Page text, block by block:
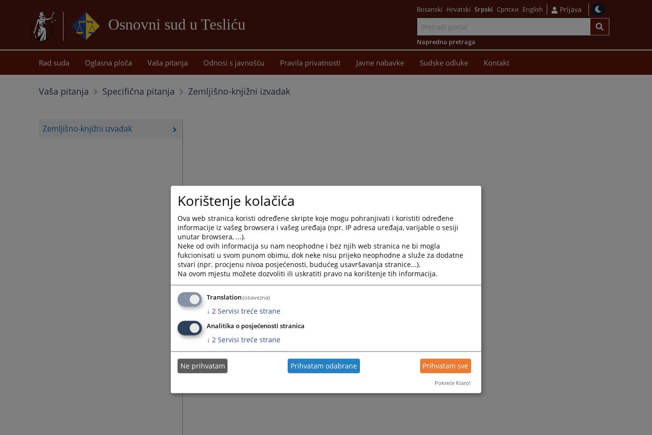
Osnovni sud u Tesliću
sadržaj
Bosanski Hrvatski Srpski Српски English Prijava
Napredna pretraga
Rad suda Oglasna ploča Vaša pitanja Odnosi s javnošću Pravila privatnosti Javne nabavke Sudske odluke Kontakt
Vaša pitanja Specifična pitanja Zemljišno-knjižni izvadak
Zemljišno-knjižni izvadak
Korištenje kolačića
Ova web stranica koristi određene skripte koje mogu pohranjivati i koristiti određene
informacije iz vašeg browsera i vašeg uređaja (npr. IP adresa uređaja, varijable o sesiji
unutar browsera, ...).
Neke od ovih informacija su nam neophodne i bez njih web stranica ne bi mogla
fukcionisati u svom punom obimu, dok neke nisu prijeko neophodne a služe za dodatne
stvari (npr. procjenu nivoa posjećenosti, budućeg usavršavanja stranice...).
Na ovom mjestu možete dozvoliti ili uskratiti pravo na korištenje tih informacija.
Translation(obavezna)
↓ 2 Servisi treće strane
Analitika o posjećenosti stranica
↓ 2 Servisi treće strane
Ne prihvatam Prihvatam odabrane Prihvatam sve
Pokreće Klaro!